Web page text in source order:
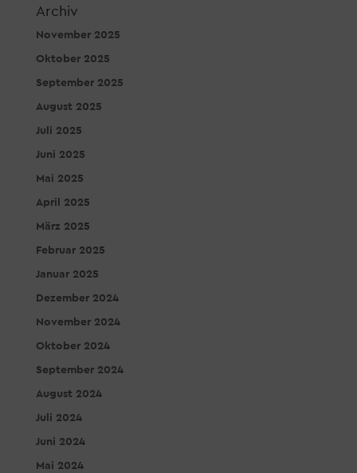
Archiv
November 2025
Oktober 2025
September 2025
August 2025
Juli 2025
Juni 2025
Mai 2025
April 2025
März 2025
Februar 2025
Januar 2025
Dezember 2024
November 2024
Oktober 2024
September 2024
August 2024
Juli 2024
Juni 2024
Mai 2024